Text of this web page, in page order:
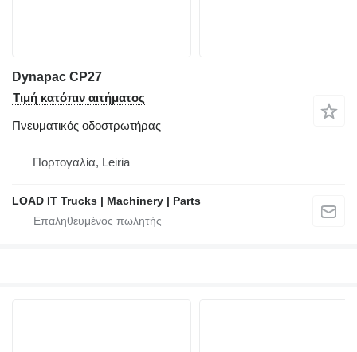
Dynapac CP27
Τιμή κατόπιν αιτήματος
Πνευματικός οδοστρωτήρας
Πορτογαλία, Leiria
LOAD IT Trucks | Machinery | Parts